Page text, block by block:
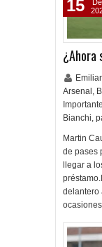
¿Ahora
Arsenal ,
Importante
Bianchi,
Martin
de pases
llegar a
delantero
15